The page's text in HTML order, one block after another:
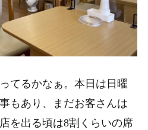
てるかなぁ。 本日は日曜
もあり、まだお客さんは
を出る頃は8割くらいの席